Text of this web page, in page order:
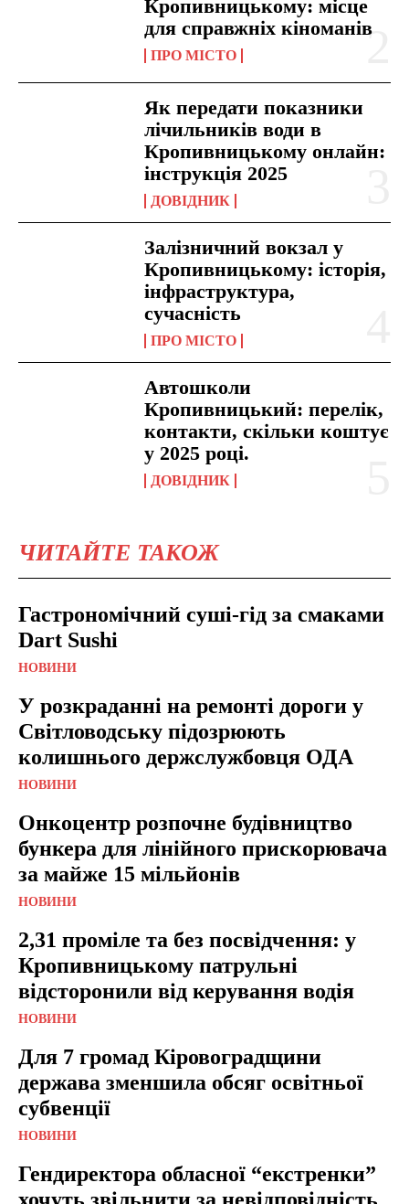
Кропивницькому: місце
для справжніх кіноманів
ПРО МІСТО
Як передати показники
лічильників води в
Кропивницькому онлайн:
інструкція 2025
ДОВІДНИК
Залізничний вокзал у
Кропивницькому: історія,
інфраструктура,
сучасність
ПРО МІСТО
Автошколи
Кропивницький: перелік,
контакти, скільки коштує
у 2025 році.
ДОВІДНИК
ЧИТАЙТЕ ТАКОЖ
Гастрономічний суші-гід за смаками
Dart Sushi
НОВИНИ
У розкраданні на ремонті дороги у
Світловодську підозрюють
колишнього держслужбовця ОДА
НОВИНИ
Онкоцентр розпочне будівництво
бункера для лінійного прискорювача
за майже 15 мільйонів
НОВИНИ
2,31 проміле та без посвідчення: у
Кропивницькому патрульні
відсторонили від керування водія
НОВИНИ
Для 7 громад Кіровоградщини
держава зменшила обсяг освітньої
субвенції
НОВИНИ
Гендиректора обласної “екстренки”